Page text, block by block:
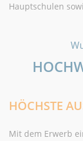
Hauptschulen
HÖCHSTE
Mit dem Erwerb